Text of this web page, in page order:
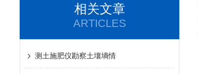
相关文章
ARTICLES
测土施肥仪勘察土壤墒情